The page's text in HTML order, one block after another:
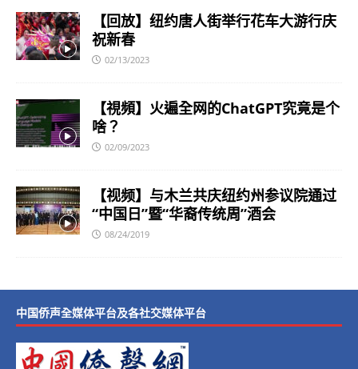
【回放】纽约唐人街举行花车大游行庆
祝新春
02/13/2023
【視頻】火遍全网的ChatGPT究竟是个
啥？
02/09/2023
【视频】与木兰共庆纽约州参议院通过
“中国日”暨“华裔传统周”酒会
08/24/2019
中国侨声全媒体平台及各社交媒体平台